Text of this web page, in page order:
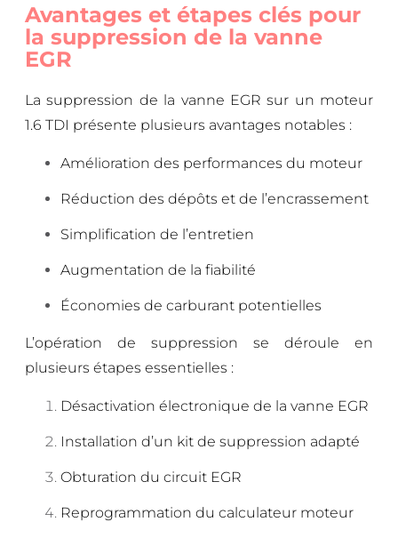
Avantages et étapes clés pour
la suppression de la vanne
EGR
La suppression de la vanne EGR sur un moteur
1.6 TDI présente plusieurs avantages notables :
Amélioration des performances du moteur
Réduction des dépôts et de l’encrassement
Simplification de l’entretien
Augmentation de la fiabilité
Économies de carburant potentielles
L’opération de suppression se déroule en
plusieurs étapes essentielles :
Désactivation électronique de la vanne EGR
Installation d’un kit de suppression adapté
Obturation du circuit EGR
Reprogrammation du calculateur moteur